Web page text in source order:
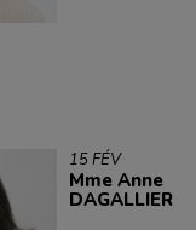
15 FÉV
Mme Anne
DAGALLIER